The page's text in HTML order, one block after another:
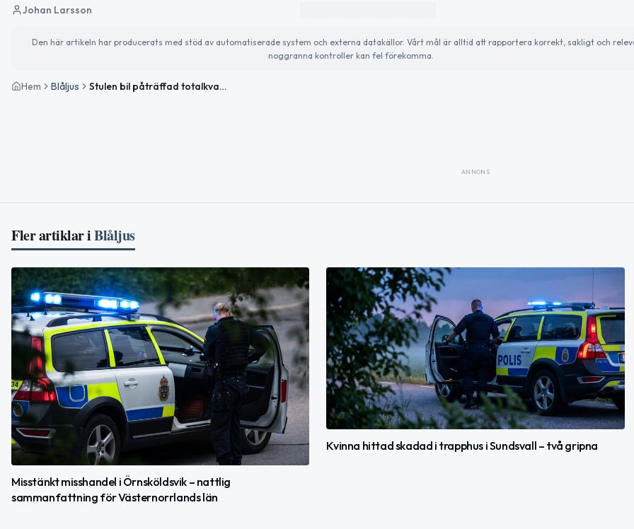
Johan Larsson
Den här artikeln har producerats med stöd av automatiserade system och externa datakällor. Vårt mål är alltid att rapportera korrekt, sakligt och
noggranna kontroller kan fel förekomma.
Hem Blåljus Stulen bil påträffad totalkvaddad i Ljungaverk – viltolycka utan skador i Graninge
ANNONS
Fler artiklar iBlåljus
Misstänkt misshandel i Örnsköldsvik – nattlig
sammanfattning för Västernorrlands län
Kvinna hittad skadad i trapphus i Sundsvall – två gripna